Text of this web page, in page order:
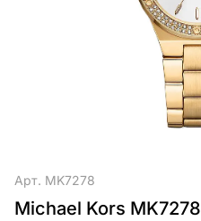
Арт. MK7278
Michael Kors MK7278